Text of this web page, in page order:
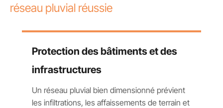
réseau pluvial réussie
Protection des bâtiments et des
infrastructures
Un réseau pluvial bien dimensionné prévient
les infiltrations, les affaissements de terrain et